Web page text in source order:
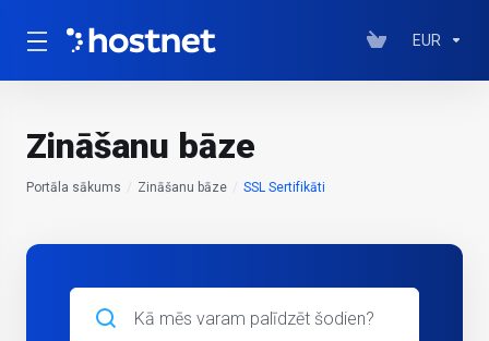
EUR
Zināšanu bāze
Portāla sākums Zināšanu bāze SSL Sertifikāti